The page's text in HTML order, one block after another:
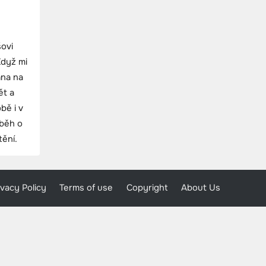
mi
na
a
i v
o
Policy Terms of use Copyright About Us